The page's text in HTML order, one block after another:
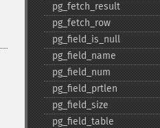
pg_​fetch_​result
pg_​fetch_​row
pg_​field_​is_​null
pg_​field_​name
pg_​field_​num
pg_​field_​prtlen
pg_​field_​size
pg_​field_​table